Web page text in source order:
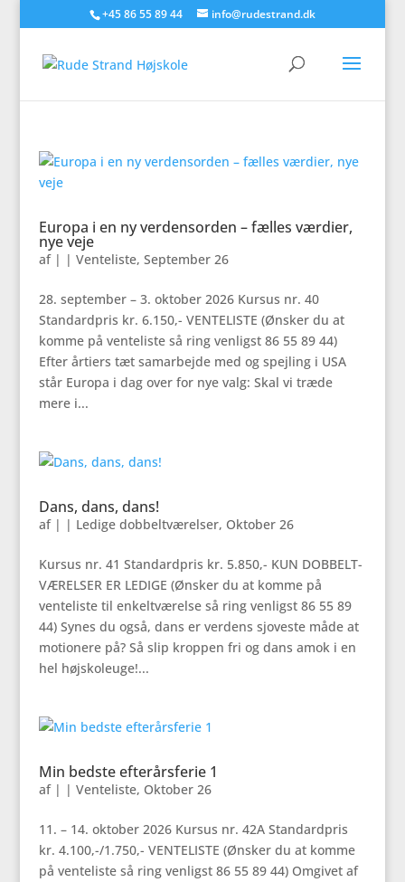
+45 86 55 89 44 info@rudestrand.dk
Europa i en ny verdensorden – fælles værdier,
nye veje
af | | Venteliste, September 26
28. september – 3. oktober 2026 Kursus nr. 40
Standardpris kr. 6.150,- VENTELISTE (Ønsker du at
komme på venteliste så ring venligst 86 55 89 44)
Efter årtiers tæt samarbejde med og spejling i USA
står Europa i dag over for nye valg: Skal vi træde
mere i...
Dans, dans, dans!
af | | Ledige dobbeltværelser, Oktober 26
Kursus nr. 41 Standardpris kr. 5.850,- KUN DOBBELT-
VÆRELSER ER LEDIGE (Ønsker du at komme på
venteliste til enkeltværelse så ring venligst 86 55 89
44) Synes du også, dans er verdens sjoveste måde at
motionere på? Så slip kroppen fri og dans amok i en
hel højskoleuge!...
Min bedste efterårsferie 1
af | | Venteliste, Oktober 26
11. – 14. oktober 2026 Kursus nr. 42A Standardpris
kr. 4.100,-/1.750,- VENTELISTE (Ønsker du at komme
på venteliste så ring venligst 86 55 89 44) Omgivet af